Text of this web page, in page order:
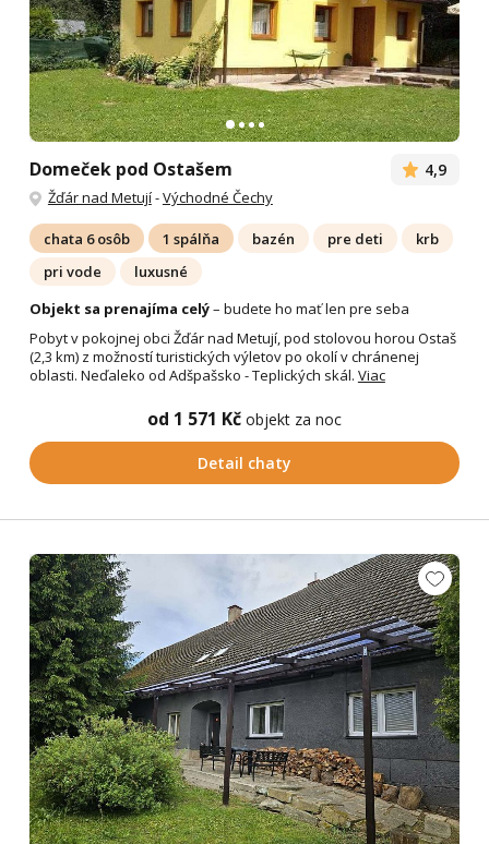
Domeček pod Ostašem 4,9
Žďár nad Metují-Východné Čechy
chata 6 osôb 1 spálňa bazén pre deti
krb
pri vode
luxusné
Objekt sa prenajíma celý– budete ho mať len pre seba
Pobyt v pokojnej obci Žďár nad Metují, pod stolovou horou Ostaš
(2,3 km) z možností turistických výletov po okolí v chránenej
oblasti. Neďaleko od Adšpašsko - Teplických skál. Viac
od 1 571 Kč objekt za noc
Detail chaty